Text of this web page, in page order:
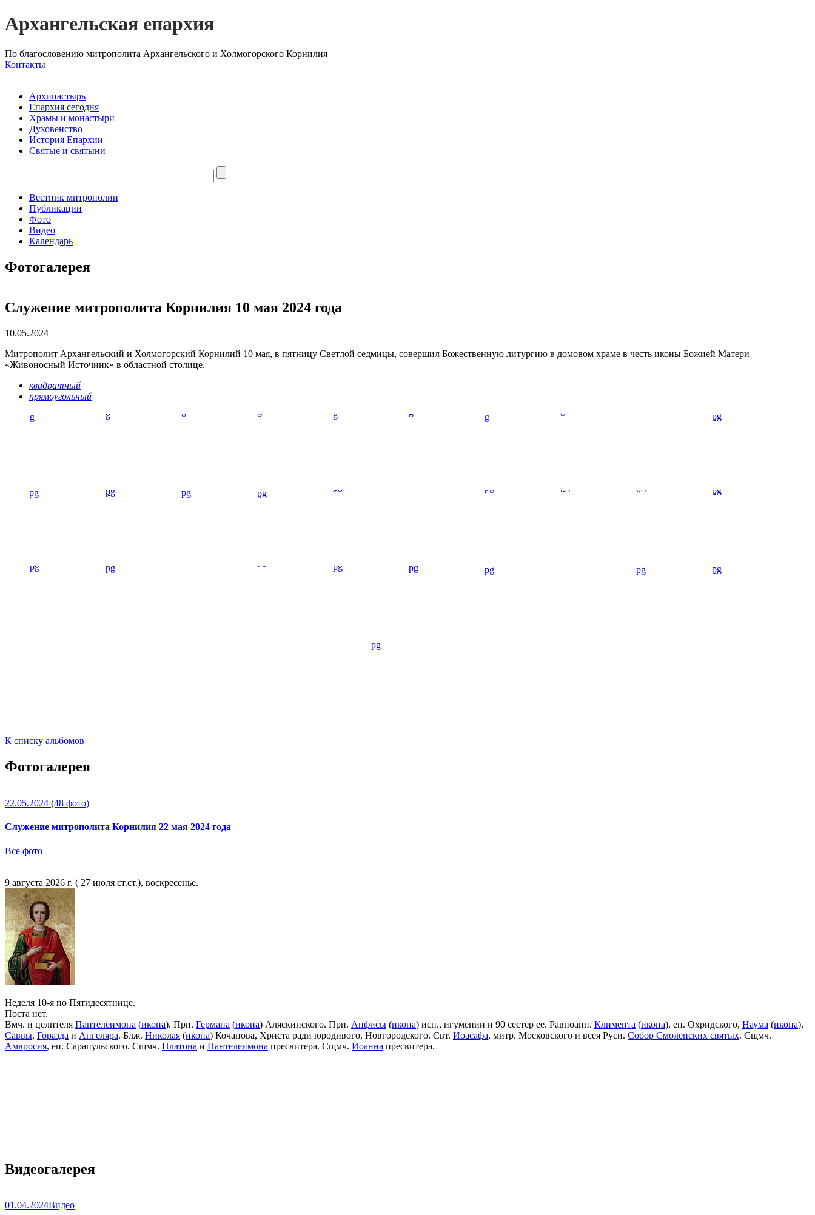
Архангельская епархия
По благословению митрополита Архангельского и Холмогорского Корнилия
Контакты
Архипастырь
Епархия сегодня
Храмы и монастыри
Духовенство
История Епархии
Святые и святыни
Вестник митрополии
Публикации
Фото
Видео
Календарь
Фотогалерея
Служение митрополита Корнилия 10 мая 2024 года
10.05.2024
Митрополит Архангельский и Холмогорский Корнилий 10 мая, в пятницу Светлой седмицы, совершил Божественную литургию в домовом храме в честь иконы Божией Матери
«Живоносный Источник» в областной столице.
квадратный
прямоугольный
К списку альбомов
Фотогалерея
22.05.2024 (48 фото)
Служение митрополита Корнилия 22 мая 2024 года
Все фото
9 августа 2026 г. ( 27 июля ст.ст.), воскресенье.
Неделя 10-я по Пятидесятнице.
Поста нет.
Вмч. и целителя Пантелеимона (икона). Прп. Германа (икона) Аляскинского. Прп. Анфисы (икона) исп., игумении и 90 сестер ее. Равноапп. Климента (икона), еп. Охридского, Наума (икона),
Саввы, Горазда и Ангеляра. Блж. Николая (икона) Кочанова, Христа ради юродивого, Новгородского. Свт. Иоасафа, митр. Московского и всея Руси. Собор Смоленских святых. Сщмч.
Амвросия, еп. Сарапульского. Сщмч. Платона и Пантелеимона пресвитера. Сщмч. Иоанна пресвитера.
Видеогалерея
01.04.2024Видео